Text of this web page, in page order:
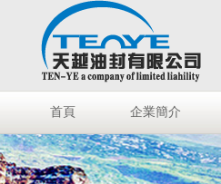
首頁 企業簡介